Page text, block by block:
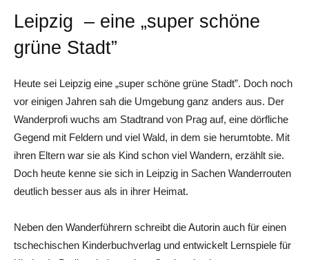
Leipzig – eine „super schöne
grüne Stadt”
Heute sei Leipzig eine „super schöne grüne Stadt”. Doch noch
vor einigen Jahren sah die Umgebung ganz anders aus. Der
Wanderprofi wuchs am Stadtrand von Prag auf, eine dörfliche
Gegend mit Feldern und viel Wald, in dem sie herumtobte. Mit
ihren Eltern war sie als Kind schon viel Wandern, erzählt sie.
Doch heute kenne sie sich in Leipzig in Sachen Wanderrouten
deutlich besser aus als in ihrer Heimat.
Neben den Wanderführern schreibt die Autorin auch für einen
tschechischen Kinderbuchverlag und entwickelt Lernspiele für